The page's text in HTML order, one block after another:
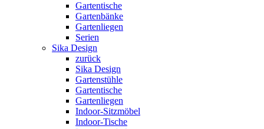
Gartentische
Gartenbänke
Gartenliegen
Serien
Sika Design
zurück
Sika Design
Gartenstühle
Gartentische
Gartenliegen
Indoor-Sitzmöbel
Indoor-Tische